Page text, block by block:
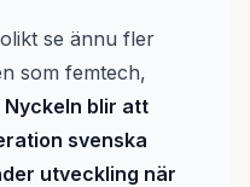
se ännu fler
som femtech,
Nyckeln blir att
svenska
utveckling när